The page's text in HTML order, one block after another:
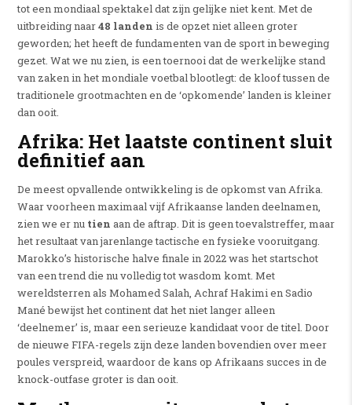
tot een mondiaal spektakel dat zijn gelijke niet kent. Met de
uitbreiding naar48 landen is de opzet niet alleen groter
geworden; het heeft de fundamenten van de sport in beweging
gezet. Wat we nu zien, is een toernooi dat de werkelijke stand
van zaken in het mondiale voetbal blootlegt: de kloof tussen de
traditionele grootmachten en de ‘opkomende’ landen is kleiner
dan ooit.
Afrika: Het laatste continent sluit
definitief aan
De meest opvallende ontwikkeling is de opkomst van Afrika.
Waar voorheen maximaal vijf Afrikaanse landen deelnamen,
zien we er nu tien aan de aftrap. Dit is geen toevalstreffer, maar
het resultaat van jarenlange tactische en fysieke vooruitgang.
Marokko’s historische halve finale in 2022 was het startschot
van een trend die nu volledig tot wasdom komt. Met
wereldsterren als Mohamed Salah, Achraf Hakimi en Sadio
Mané bewijst het continent dat het niet langer alleen
‘deelnemer’ is, maar een serieuze kandidaat voor de titel. Door
de nieuwe FIFA-regels zijn deze landen bovendien over meer
poules verspreid, waardoor de kans op Afrikaans succes in de
knock-outfase groter is dan ooit.